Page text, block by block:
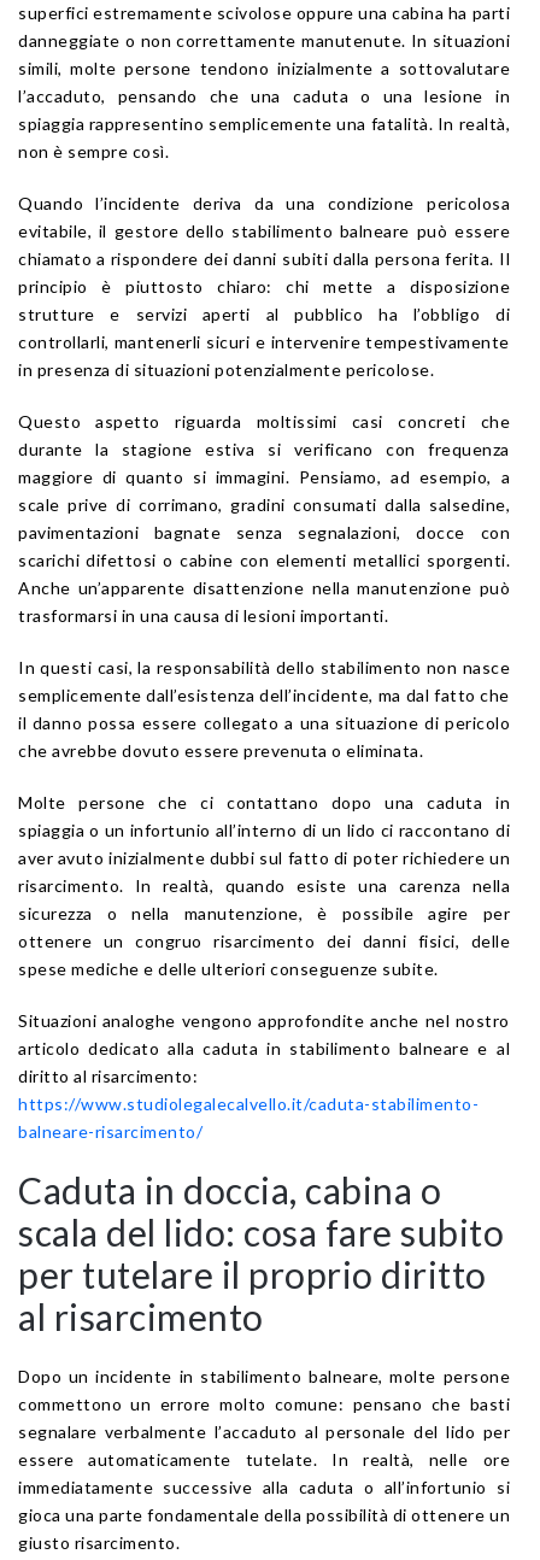
superfici estremamente scivolose oppure una cabina ha parti
danneggiate o non correttamente manutenute. In situazioni
simili, molte persone tendono inizialmente a sottovalutare
l’accaduto, pensando che una caduta o una lesione in
spiaggia rappresentino semplicemente una fatalità. In realtà,
non è sempre così.
Quando l’incidente deriva da una condizione pericolosa
evitabile, il gestore dello stabilimento balneare può essere
chiamato a rispondere dei danni subiti dalla persona ferita. Il
principio è piuttosto chiaro: chi mette a disposizione
strutture e servizi aperti al pubblico ha l’obbligo di
controllarli, mantenerli sicuri e intervenire tempestivamente
in presenza di situazioni potenzialmente pericolose.
Questo aspetto riguarda moltissimi casi concreti che
durante la stagione estiva si verificano con frequenza
maggiore di quanto si immagini. Pensiamo, ad esempio, a
scale prive di corrimano, gradini consumati dalla salsedine,
pavimentazioni bagnate senza segnalazioni, docce con
scarichi difettosi o cabine con elementi metallici sporgenti.
Anche un’apparente disattenzione nella manutenzione può
trasformarsi in una causa di lesioni importanti.
In questi casi, la responsabilità dello stabilimento non nasce
semplicemente dall’esistenza dell’incidente, ma dal fatto che
il danno possa essere collegato a una situazione di pericolo
che avrebbe dovuto essere prevenuta o eliminata.
Molte persone che ci contattano dopo una caduta in
spiaggia o un infortunio all’interno di un lido ci raccontano di
aver avuto inizialmente dubbi sul fatto di poter richiedere un
risarcimento. In realtà, quando esiste una carenza nella
sicurezza o nella manutenzione, è possibile agire per
ottenere un congruo risarcimento dei danni fisici, delle
spese mediche e delle ulteriori conseguenze subite.
Situazioni analoghe vengono approfondite anche nel nostro
articolo dedicato alla caduta in stabilimento balneare e al
diritto al risarcimento:
https://www.studiolegalecalvello.it/caduta-stabilimento-
balneare-risarcimento/
Caduta in doccia, cabina o
scala del lido: cosa fare subito
per tutelare il proprio diritto
al risarcimento
Dopo un incidente in stabilimento balneare, molte persone
commettono un errore molto comune: pensano che basti
segnalare verbalmente l’accaduto al personale del lido per
essere automaticamente tutelate. In realtà, nelle ore
immediatamente successive alla caduta o all’infortunio si
gioca una parte fondamentale della possibilità di ottenere un
giusto risarcimento.